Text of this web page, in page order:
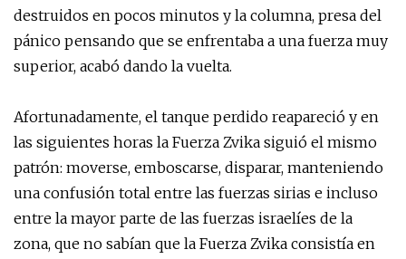
destruidos en pocos minutos y la columna, presa del
pánico pensando que se enfrentaba a una fuerza muy
superior, acabó dando la vuelta.
Afortunadamente, el tanque perdido reapareció y en
las siguientes horas la Fuerza Zvika siguió el mismo
patrón: moverse, emboscarse, disparar, manteniendo
una confusión total entre las fuerzas sirias e incluso
entre la mayor parte de las fuerzas israelíes de la
zona, que no sabían que la Fuerza Zvika consistía en